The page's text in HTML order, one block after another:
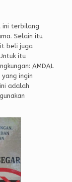
ini terbilang
Selain itu
beli juga
itu
AMDAL
ingin
adalah